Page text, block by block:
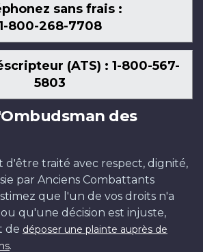
sans frais :
800-268-7708
(ATS) : 1-800-567-
5803
des
d'être traité avec respect, dignité,
par Anciens Combattants
que l'un de vos droits n'a
qu'une décision est injuste,
de déposer une plainte auprès de
.